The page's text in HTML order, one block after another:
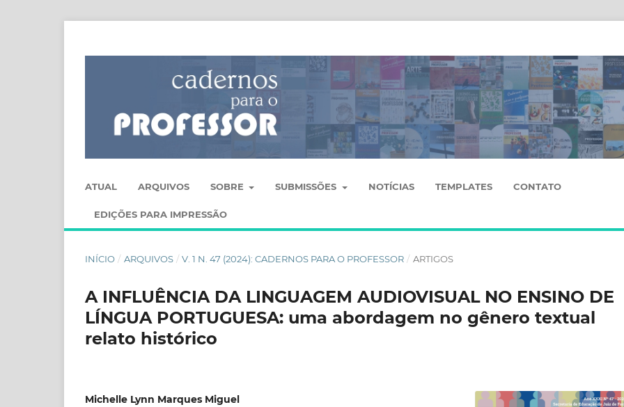
ATUAL ARQUIVOS SOBRE SUBMISSÕES NOTÍCIAS TEMPLATES CONTATO
EDIÇÕES PARA IMPRESSÃO
INÍCIO / ARQUIVOS / V. 1 N. 47 (2024): CADERNOS PARA O PROFESSOR / ARTIGOS
A INFLUÊNCIA DA LINGUAGEM AUDIOVISUAL NO ENSINO DE
LÍNGUA PORTUGUESA: uma abordagem no gênero textual
relato histórico
Michelle Lynn Marques Miguel